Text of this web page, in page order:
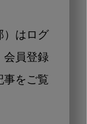
）はログ
会員登録
事をご覧